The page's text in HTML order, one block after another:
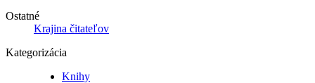
Ostatné
Krajina čitateľov
Kategorizácia
Knihy